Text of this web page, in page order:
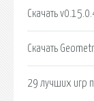
Скачать
Скачать
29 лучших игр